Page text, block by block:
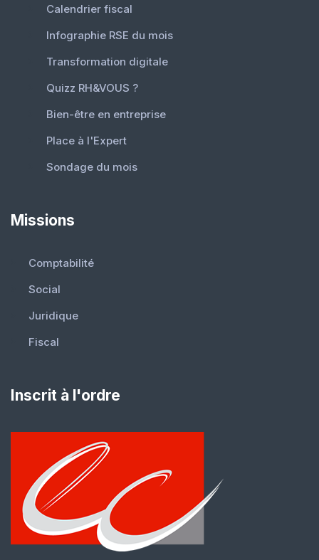
Calendrier fiscal
Infographie RSE du mois
Transformation digitale
Quizz RH&VOUS ?
Bien-être en entreprise
Place à l'Expert
Sondage du mois
Missions
Comptabilité
Social
Juridique
Fiscal
Inscrit à l'ordre